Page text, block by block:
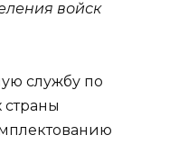
войск
службу по
страны